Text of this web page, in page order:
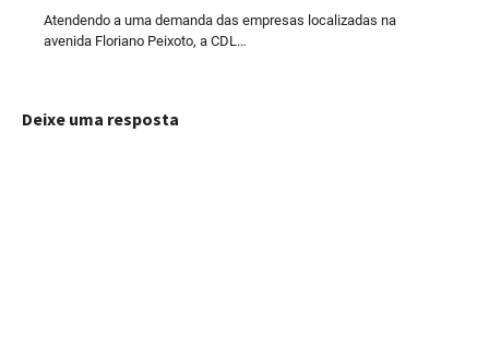
Atendendo a uma demanda das empresas localizadas na
avenida Floriano Peixoto, a CDL…
Deixe uma resposta